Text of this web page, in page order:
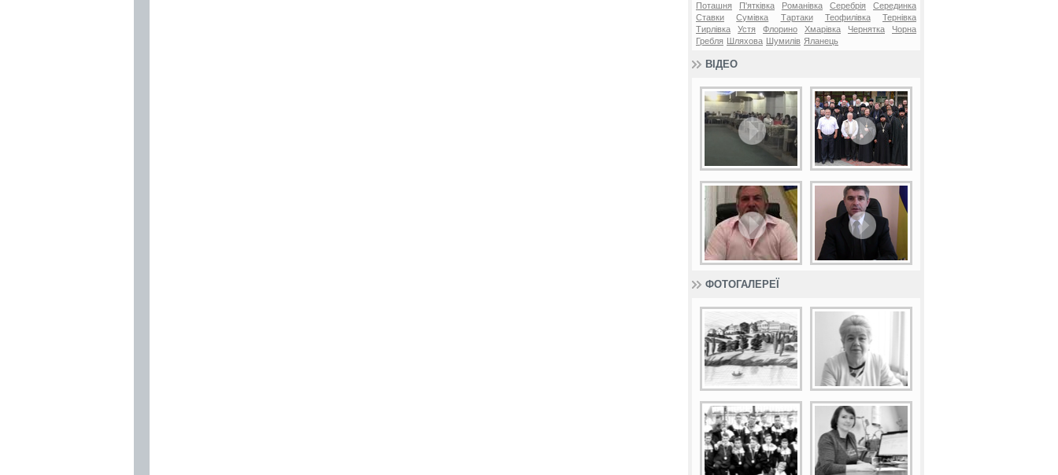
Поташня
П'ятківка Романівка Серебрія
Серединка
Ставки
Сумівка Тартаки Теофилівка
Тернівка
Тирлівка
Устя Флорино Хмарівка Чернятка
Чорна
Гребля Шляхова Шумилів Яланець
ВІДЕО
ФОТОГАЛЕРЕЇ